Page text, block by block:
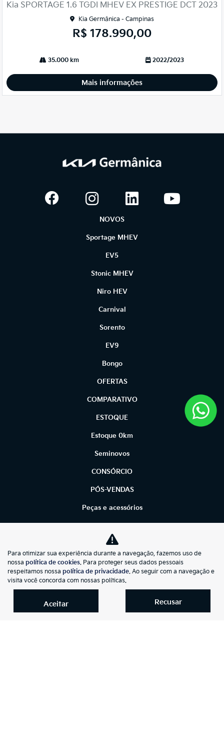
lhe
Kia SPORTAGE 1.6 TGDI MHEV EX PRESTIGE DCT 2023
Kia Germânica - Campinas
R$ 178.990,00
35.000 km 2022/2023
Mais informações
NOVOS
Sportage MHEV
EV5
Stonic MHEV
Niro HEV
Carnival
Sorento
EV9
Bongo
OFERTAS
COMPARATIVO
ESTOQUE
Estoque 0km
Seminovos
CONSÓRCIO
PÓS-VENDAS
Peças e acessórios
VENDAS DIRETAS
CONTATO
Sobre nós
Para otimizar sua experiência durante a navegação, fazemos uso de
nossa política de cookies. Para proteger seus dados pessoais
respeitamos nossa política de privacidade. Ao seguir com a navegação e
visita você concorda com nossas políticas.
Aceitar Recusar